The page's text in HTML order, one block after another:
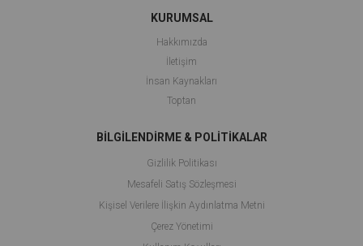
KURUMSAL
Hakkımızda
İletişim
İnsan Kaynakları
Toptan
BİLGİLENDİRME & POLİTİKALAR
Gizlilik Politikası
Mesafeli Satış Sözleşmesi
Kişisel Verilere İlişkin Aydınlatma Metni
Çerez Yönetimi